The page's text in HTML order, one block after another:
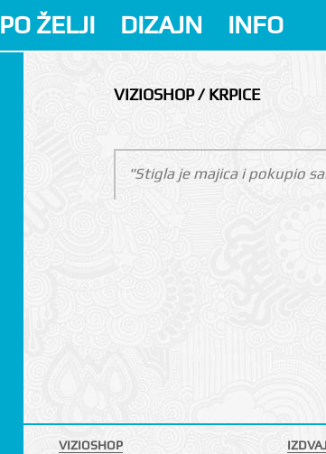
PO ŽELJI DIZAJN INFO
VIZIOSHOP / KRPICE
"Stigla je majica i pokupio
VIZIOSHOP